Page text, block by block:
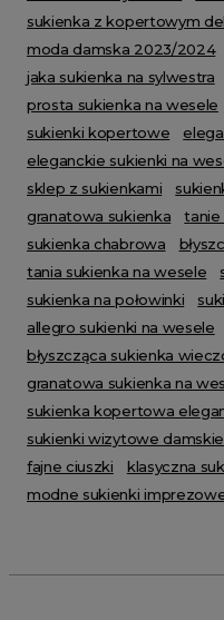
sukienka z kopertowym
moda damska 2023/2024
jaka sukienka na sylwestra
prosta sukienka na wesele
sukienki kopertowe
eleganckie sukienki na
sklep z sukienkami
granatowa sukienka
tanie
sukienka chabrowa
tania sukienka na wesele
sukienka na połowinki
allegro sukienki na wesele
błyszcząca sukienka
granatowa sukienka na
sukienka kopertowa
sukienki wizytowe damskie
fajne ciuszki
klasyczna
modne sukienki